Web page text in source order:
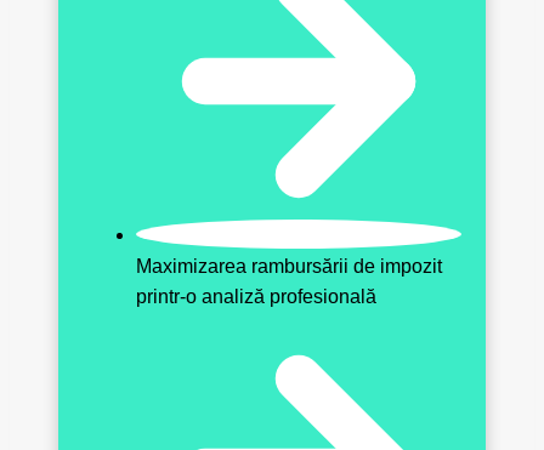
Maximizarea rambursării de impozit
printr-o analiză profesională